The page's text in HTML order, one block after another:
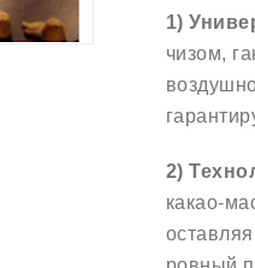
1)
чизом,
2)
какао-